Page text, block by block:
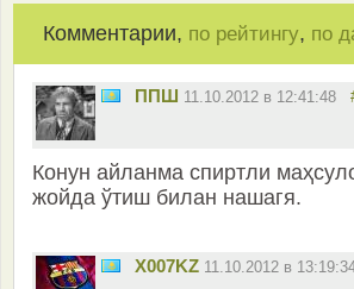
Комментарии, по рейтингу, по
ППШ 11.10.2012 в 12:41:48
Конун айланма спиртли
жойда ўтиш билан нашагя.
X007KZ 11.10.2012 в